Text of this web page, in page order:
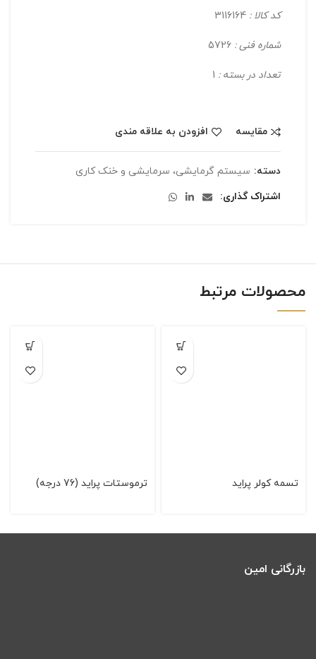
کد کالا :
شماره فنی :
تعداد در بسته :
مقایسه افزودن به علاقه مندی
دسته: سیستم گرمایشی، سرمایشی و خنک کاری
اشتراک گذاری
محصولات مرتبط
تسمه کولر پرايد ترموستات پرايد (76 درجه)
بازرگانی امین